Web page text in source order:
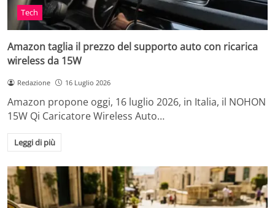
Tech
Amazon taglia il prezzo del supporto auto con ricarica
wireless da 15W
Redazione 16 Luglio 2026
Amazon propone oggi, 16 luglio 2026, in Italia, il NOHON
15W Qi Caricatore Wireless Auto…
Leggi di più